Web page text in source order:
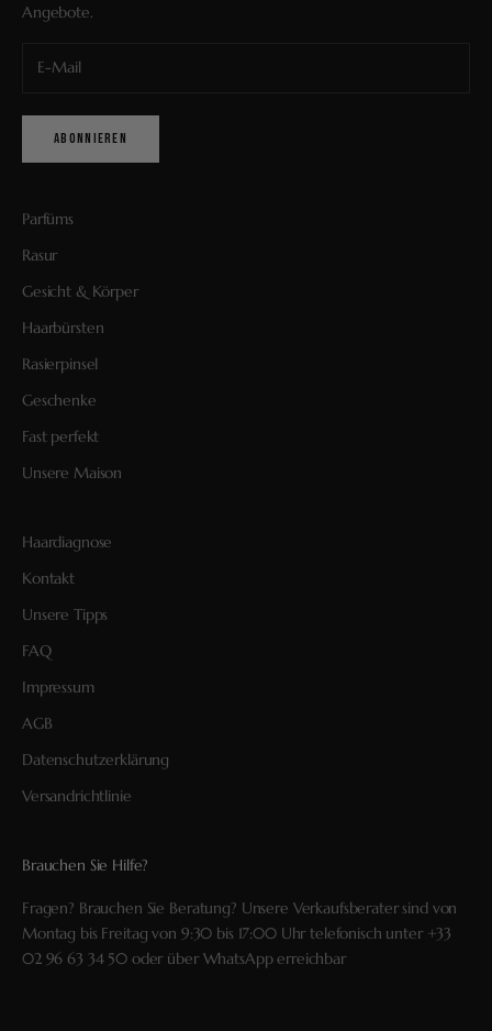
Angebote.
ABONNIEREN
Parfüms
Rasur
Gesicht & Körper
Haarbürsten
Rasierpinsel
Geschenke
Fast perfekt
Unsere Maison
Haardiagnose
Kontakt
Unsere Tipps
FAQ
Impressum
AGB
Datenschutzerklärung
Versandrichtlinie
Brauchen Sie Hilfe?
Fragen? Brauchen Sie Beratung? Unsere Verkaufsberater sind von
Montag bis Freitag von 9:30 bis 17:00 Uhr telefonisch unter +33
02 96 63 34 50 oder überWhatsApperreichbar